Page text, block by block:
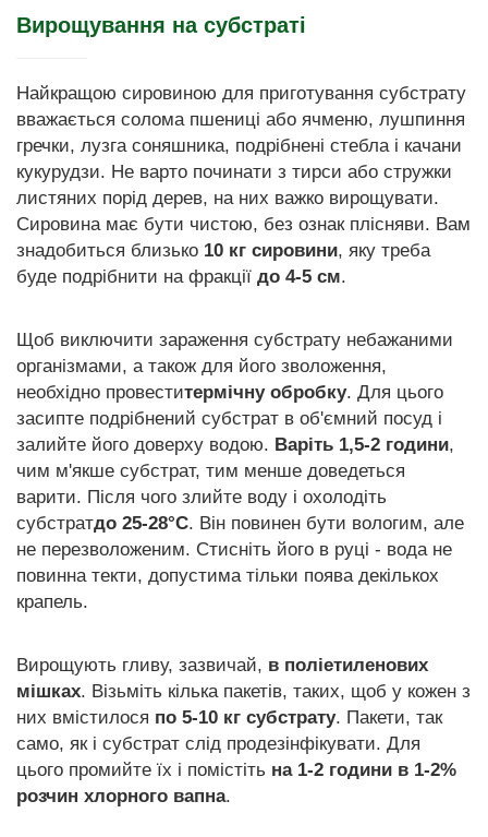
Вирощування на субстраті
Найкращою сировиною для приготування субстрату
вважається солома пшениці або ячменю, лушпиння
гречки, лузга соняшника, подрібнені стебла і качани
кукурудзи. Не варто починати з тирси або стружки
листяних порід дерев, на них важко вирощувати.
Сировина має бути чистою, без ознак плісняви. Вам
знадобиться близько 10 кг сировини, яку треба
буде подрібнити на фракції до 4-5 см.
Щоб виключити зараження субстрату небажаними
організмами, а також для його зволоження,
необхідно провеститермічну обробку. Для цього
засипте подрібнений субстрат в об'ємний посуд і
залийте його доверху водою. Варіть 1,5-2 години,
чим м'якше субстрат, тим менше доведеться
варити. Після чого злийте воду і охолодіть
субстратдо 25-28°С. Він повинен бути вологим, але
не перезволоженим. Стисніть його в руці - вода не
повинна текти, допустима тільки поява декількох
крапель.
Вирощують гливу, зазвичай, в поліетиленових
мішках. Візьміть кілька пакетів, таких, щоб у кожен з
них вмістилося по 5-10 кг субстрату. Пакети, так
само, як і субстрат слід продезінфікувати. Для
цього промийте їх і помістіть на 1-2 години в 1-2%
розчин хлорного вапна.